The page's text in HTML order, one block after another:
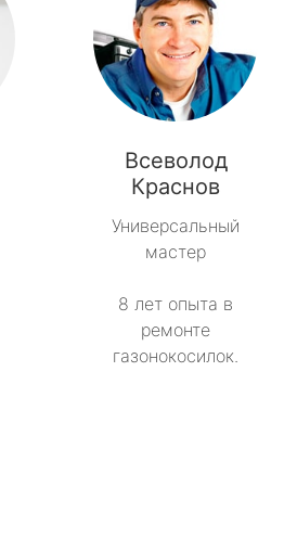
Всеволод
Краснов
Универсальный
мастер
8 лет опыта в
ремонте
газонокосилок.